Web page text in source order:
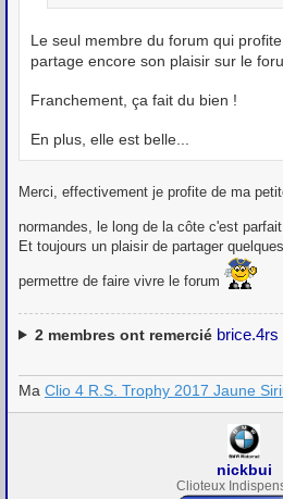
Le seul membre du forum qui
partage encore son plaisir sur le
Franchement, ça fait du bien !
En plus, elle est belle...
Merci, effectivement je profite de ma
normandes, le long de la côte c'est
Et toujours un plaisir de partager
permettre de faire vivre le forum
2membres ont remercié brice.4rs
Ma Clio 4 R.S. Trophy 2017 Jaune
nickbui
Clioteux